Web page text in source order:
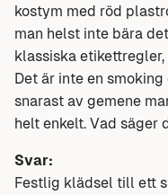
kostym med röd
man helst inte bära
klassiska
Det är inte en
snarast av gemene
helt enkelt. Vad säger
Svar:
Festlig klädsel till ett